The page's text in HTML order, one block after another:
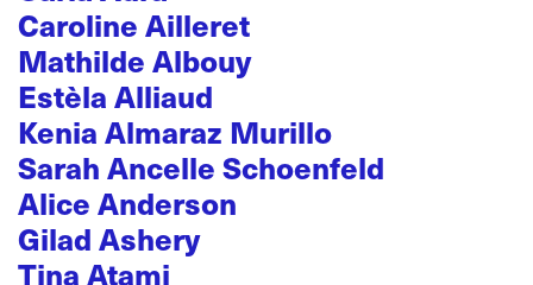
Caroline Ailleret
Mathilde Albouy
Estèla Alliaud
Kenia Almaraz Murillo
Sarah Ancelle Schoenfeld
Alice Anderson
Gilad Ashery
Tina Atami